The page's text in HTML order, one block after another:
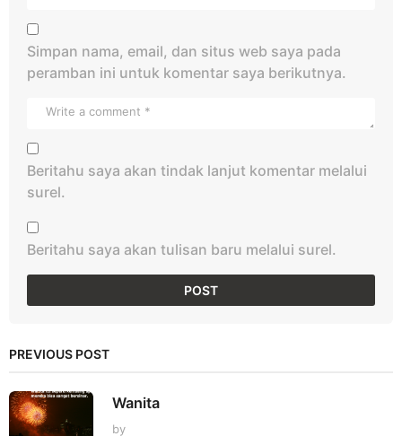
Simpan nama, email, dan situs web saya pada
peramban ini untuk komentar saya berikutnya.
Beritahu saya akan tindak lanjut komentar melalui
surel.
Beritahu saya akan tulisan baru melalui surel.
PREVIOUS POST
Wanita
by